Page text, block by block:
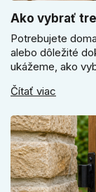
Ako vybrať
Potrebujete
alebo dôležité
ukážeme, ako
kľúčové jeho
Čítať viac